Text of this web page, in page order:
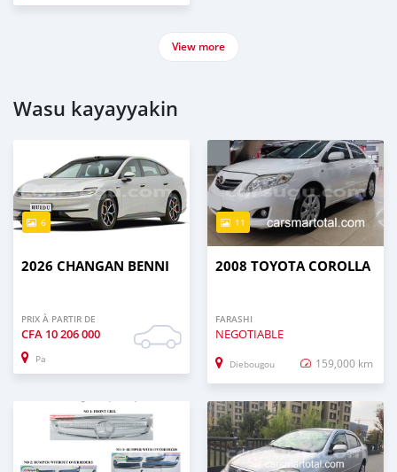
View more
Wasu kayayyakin
6
2026 CHANGAN BENNI
PRIX À PARTIR DE
CFA 10 206 000
Pa
11
2008 TOYOTA COROLLA
FARASHI
NEGOTIABLE
Diebougou 159,000 km